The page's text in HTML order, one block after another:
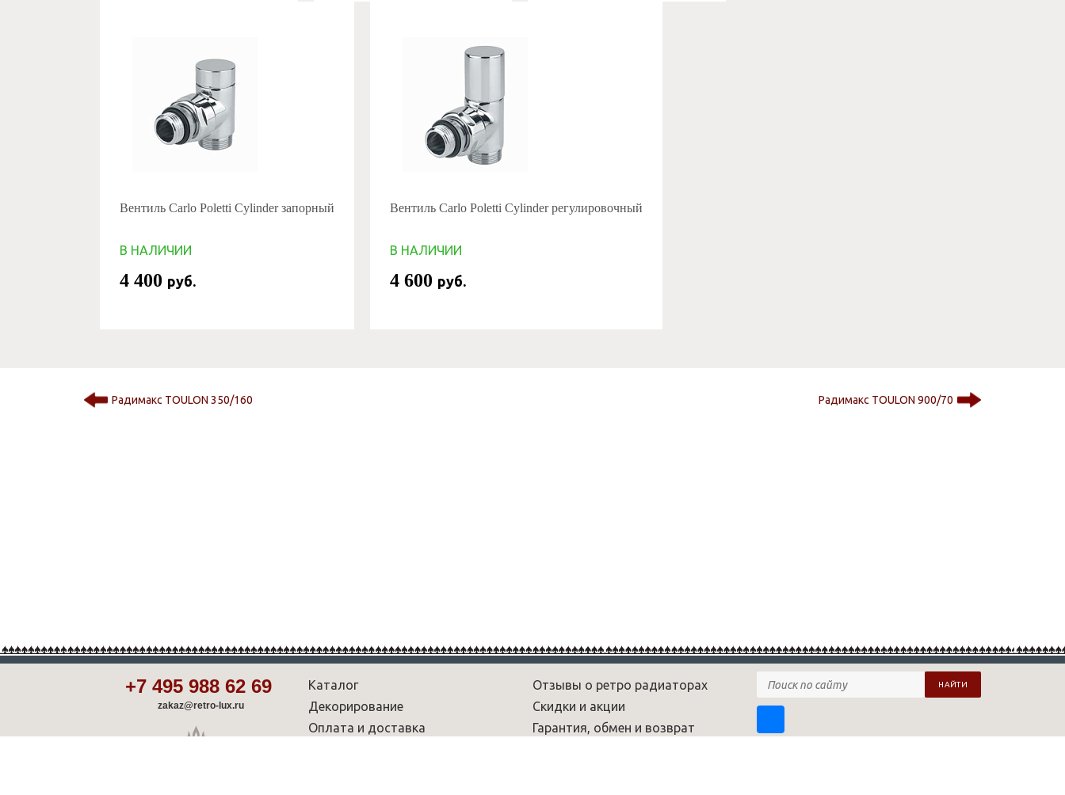
Вентиль Carlo Poletti Cylinder запорный
В НАЛИЧИИ
4 400 руб.
Вентиль Carlo Poletti Cylinder регулировочный
В НАЛИЧИИ
4 600 руб.
Радимакс TOULON 350/160 Радимакс TOULON 900/70
+7 495 988 62 69
zakaz@retro-lux.ru
Каталог
Декорирование
Оплата и доставка
Отзывы о ретро радиаторах
Скидки и акции
Гарантия, обмен и возврат
НАЙТИ